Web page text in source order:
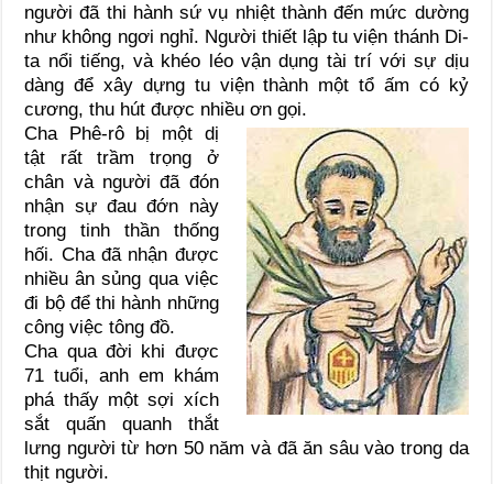
người đã thi hành sứ vụ nhiệt thành đến mức dường
như không ngơi nghỉ. Người thiết lập tu viện thánh Di-
ta nổi tiếng, và khéo léo vận dụng tài trí với sự dịu
dàng để xây dựng tu viện thành một tổ ấm có kỷ
cương, thu hút được nhiều ơn gọi.
Cha Phê-rô bị một dị
tật rất trầm trọng ở
chân và người đã đón
nhận sự đau đớn này
trong tinh thần thống
hối. Cha đã nhận được
nhiều ân sủng qua việc
đi bộ để thi hành những
công việc tông đồ.
Cha qua đời khi được
71 tuổi, anh em khám
phá thấy một sợi xích
sắt quấn quanh thắt
lưng người từ hơn 50 năm và đã ăn sâu vào trong da
thịt người.